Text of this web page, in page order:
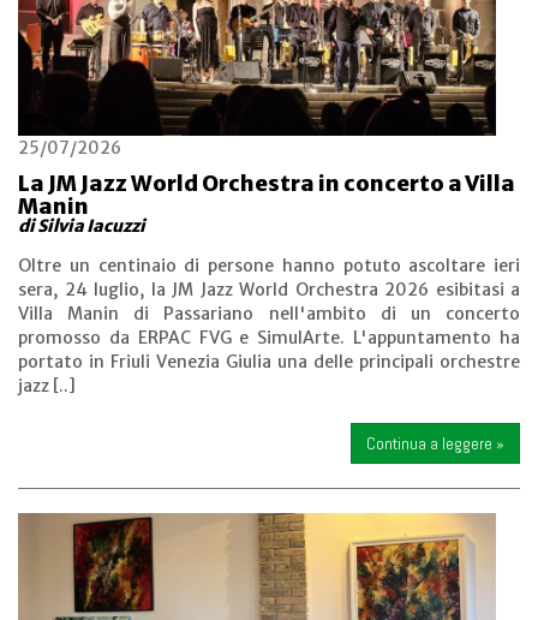
25/07/2026
La JM Jazz World Orchestra in concerto a Villa
Manin
di Silvia Iacuzzi
Oltre un centinaio di persone hanno potuto ascoltare ieri
sera, 24 luglio, la JM Jazz World Orchestra 2026 esibitasi a
Villa Manin di Passariano nell'ambito di un concerto
promosso da ERPAC FVG e SimulArte. L'appuntamento ha
portato in Friuli Venezia Giulia una delle principali orchestre
jazz [..]
Continua a leggere »